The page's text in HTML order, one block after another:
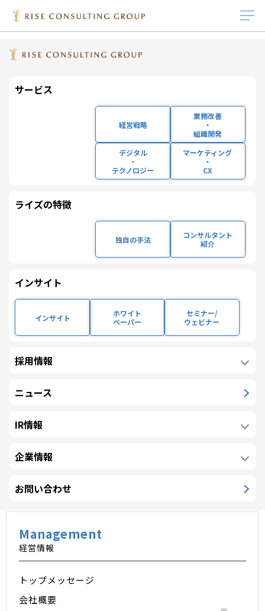
サービス
経営戦略
業務改善
・
組織開発
デジタル
・
テクノロジー
マーケティング
・
CX
ライズの特徴
独自の手法
コンサルタント
紹介
インサイト
インサイト
ホワイト
ペーパー
セミナー/
ウェビナー
採用情報
ニュース
IR情報
企業情報
お問い合わせ
サービス
業務改善・組織開発
デジタル・テクノロ
マーケティング・
独自の手法
コンサルタント紹介
インサイト
ホワイトペーパー
セミナー/ウェビナー
採用情報
研修体系と組織体制の紹介
社員インタビュー
IR情報
IRライブラリ 一覧 株式基本情報
役員プロフィール
コーポレート・ガバ
企業情報
主要取引先
FINANCIAL RESULTS
決算短信
PDFファイルをご覧になるためには最新のAdobe
イトより無償でダウンロードできます。
Management
経営情報
トップメッセージ
会社概要